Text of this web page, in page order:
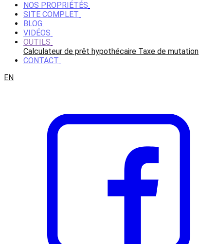
NOS PROPRIÉTÉS
SITE COMPLET
BLOG
VIDÉOS
OUTILS
Calculateur de prêt hypothécaire Taxe de mutation
CONTACT
EN